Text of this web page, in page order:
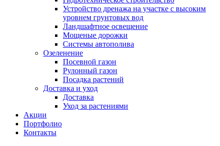
Устройство дренажа на участке с высоким
уровнем грунтовых вод
Ландшафтное освещение
Мощеные дорожки
Системы автополива
Озеленение
Посевной газон
Рулонный газон
Посадка растений
Доставка и уход
Доставка
Уход за растениями
Акции
Портфолио
Контакты